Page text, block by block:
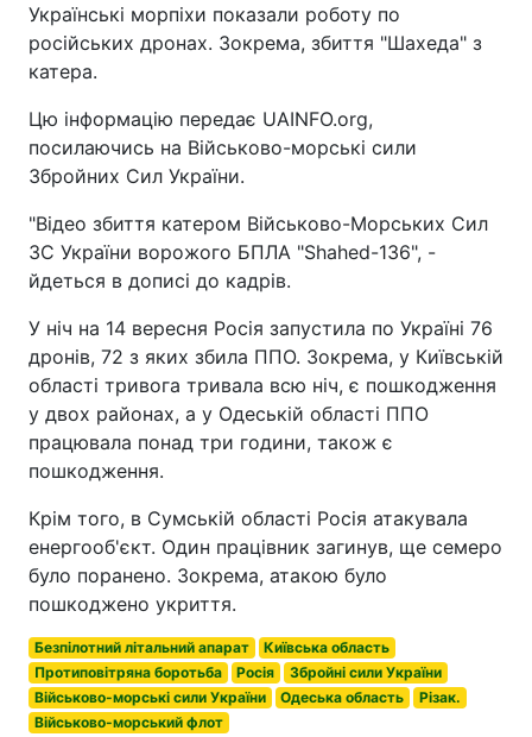
Українські морпіхи показали роботу по
російських дронах. Зокрема, збиття "Шахеда" з
катера.
Цю інформацію передає UAINFO.org,
посилаючись на Військово-морські сили
Збройних Сил України.
"Відео збиття катером Військово-Морських Сил
ЗС України ворожого БПЛА "Shahed-136", -
йдеться в дописі до кадрів.
У ніч на 14 вересня Росія запустила по Україні 76
дронів, 72 з яких збила ППО. Зокрема, у Київській
області тривога тривала всю ніч, є пошкодження
у двох районах, а у Одеській області ППО
працювала понад три години, також є
пошкодження.
Крім того, в Сумській області Росія атакувала
енергооб'єкт. Один працівник загинув, ще семеро
було поранено. Зокрема, атакою було
пошкоджено укриття.
Безпілотний літальний апарат
Київська область
Протиповітряна боротьба
Росія
Збройні сили України
Військово-морські сили України
Одеська область
Різак.
Військово-морський флот